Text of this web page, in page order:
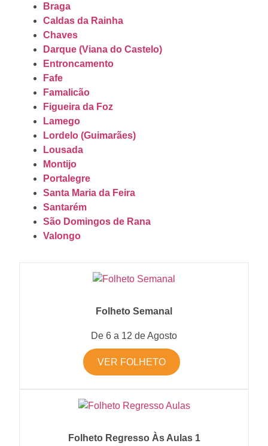
Braga
Caldas da Rainha
Chaves
Darque (Viana do Castelo)
Entroncamento
Fafe
Famalicão
Figueira da Foz
Lamego
Lordelo (Guimarães)
Lousada
Montijo
Portalegre
Santa Maria da Feira
Santarém
São Domingos de Rana
Valongo
Folheto Semanal
De 6 a 12 de Agosto
VER FOLHETO
Folheto Regresso Às Aulas 1